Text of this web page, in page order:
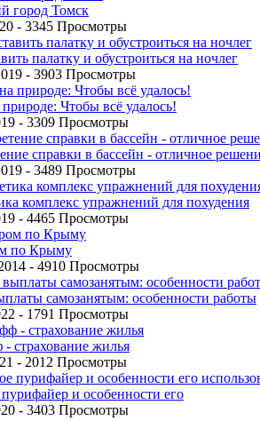
город Томск
- 3345 Просмотры
палатку и обустроиться на ночлег
- 3903 Просмотры
Чтобы всё удалось!
- 3309 Просмотры
справки в бассейн - отличное
- 3489 Просмотры
комплекс упражнений для похудения
- 4465 Просмотры
по Крыму
- 4910 Просмотры
самозанятым: особенности работы
- 1791 Просмотры
страхование жилья
- 2012 Просмотры
пурифайер и особенности его
- 3403 Просмотры